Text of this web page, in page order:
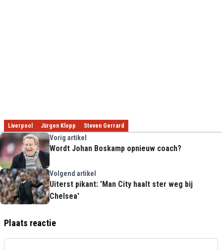
Liverpool Jürgen Klopp Steven Gerrard
Vorig artikel
Wordt Johan Boskamp opnieuw coach?
Volgend artikel
Uiterst pikant: 'Man City haalt ster weg bij
Chelsea'
Plaats reactie